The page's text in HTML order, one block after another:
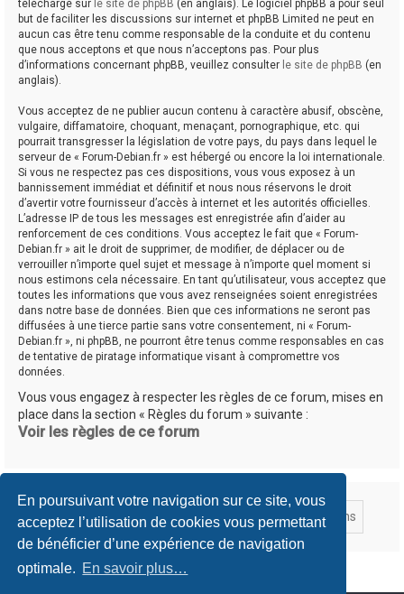
En poursuivant votre navigation sur ce site, vous
acceptez l’utilisation de cookies vous permettant
de bénéficier d’une expérience de navigation
optimale. En savoir plus…
téléchargé sur le site de phpBB (en anglais). Le logiciel phpBB a pour seul
but de faciliter les discussions sur internet et phpBB Limited ne peut en
aucun cas être tenu comme responsable de la conduite et du contenu
que nous acceptons et que nous n’acceptons pas. Pour plus
d’informations concernant phpBB, veuillez consulter le site de phpBB (en
anglais).
Vous acceptez de ne publier aucun contenu à caractère abusif, obscène,
vulgaire, diffamatoire, choquant, menaçant, pornographique, etc. qui
pourrait transgresser la législation de votre pays, du pays dans lequel le
serveur de « Forum-Debian.fr » est hébergé ou encore la loi internationale.
Si vous ne respectez pas ces dispositions, vous vous exposez à un
bannissement immédiat et définitif et nous nous réservons le droit
d’avertir votre fournisseur d’accès à internet et les autorités officielles.
L’adresse IP de tous les messages est enregistrée afin d’aider au
renforcement de ces conditions. Vous acceptez le fait que « Forum-
Debian.fr » ait le droit de supprimer, de modifier, de déplacer ou de
verrouiller n’importe quel sujet et message à n’importe quel moment si
nous estimons cela nécessaire. En tant qu’utilisateur, vous acceptez que
toutes les informations que vous avez renseignées soient enregistrées
dans notre base de données. Bien que ces informations ne seront pas
diffusées à une tierce partie sans votre consentement, ni « Forum-
Debian.fr », ni phpBB, ne pourront être tenus comme responsables en cas
de tentative de piratage informatique visant à compromettre vos
données.
Vous vous engagez à respecter les règles de ce forum, mises en
place dans la section « Règles du forum » suivante :
Voir les règles de ce forum